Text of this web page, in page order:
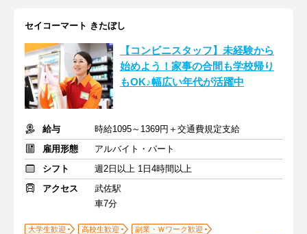
セイコーマート きたぼし
【コンビニスタッフ】未経験から
始めよう！家事の合間も学校帰り
もOK♪幅広い年代が活躍中
給与
時給1095～1369円＋交通費規定支給
雇用形態
アルバイト・パート
シフト
週2日以上 1日4時間以上
アクセス
武佐駅
車7分
大学生歓迎 高校生歓迎
副業・Ｗワーク歓迎